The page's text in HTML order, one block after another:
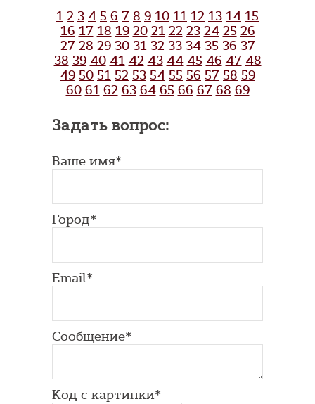
1 2 3 4 5 6 7 8 9 10 11 12 13 14 15
16 17 18 19 20 21 22 23 24 25 26
27 28 29 30 31 32 33 34 35 36 37
38 39 40 41 42 43 44 45 46 47 48
49 50 51 52 53 54 55 56 57 58 59
60 61 62 63 64 65 66 67 68 69
Задать вопрос:
Ваше имя*
Город*
Email*
Сообщение*
Код с картинки*